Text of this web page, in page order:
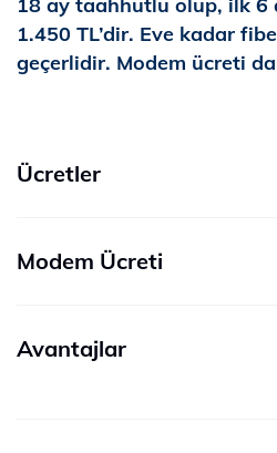
1.450 TL’dir. Eve kadar
geçerlidir. Modem ücreti
Ücretler
Modem Ücreti
Avantajlar